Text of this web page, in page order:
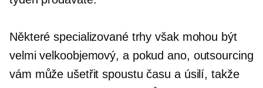
Některé specializované trhy však mohou být
velmivelkoobjemový, a pokud ano, outsourcing
vám může ušetřit spoustu času a úsilí, takže